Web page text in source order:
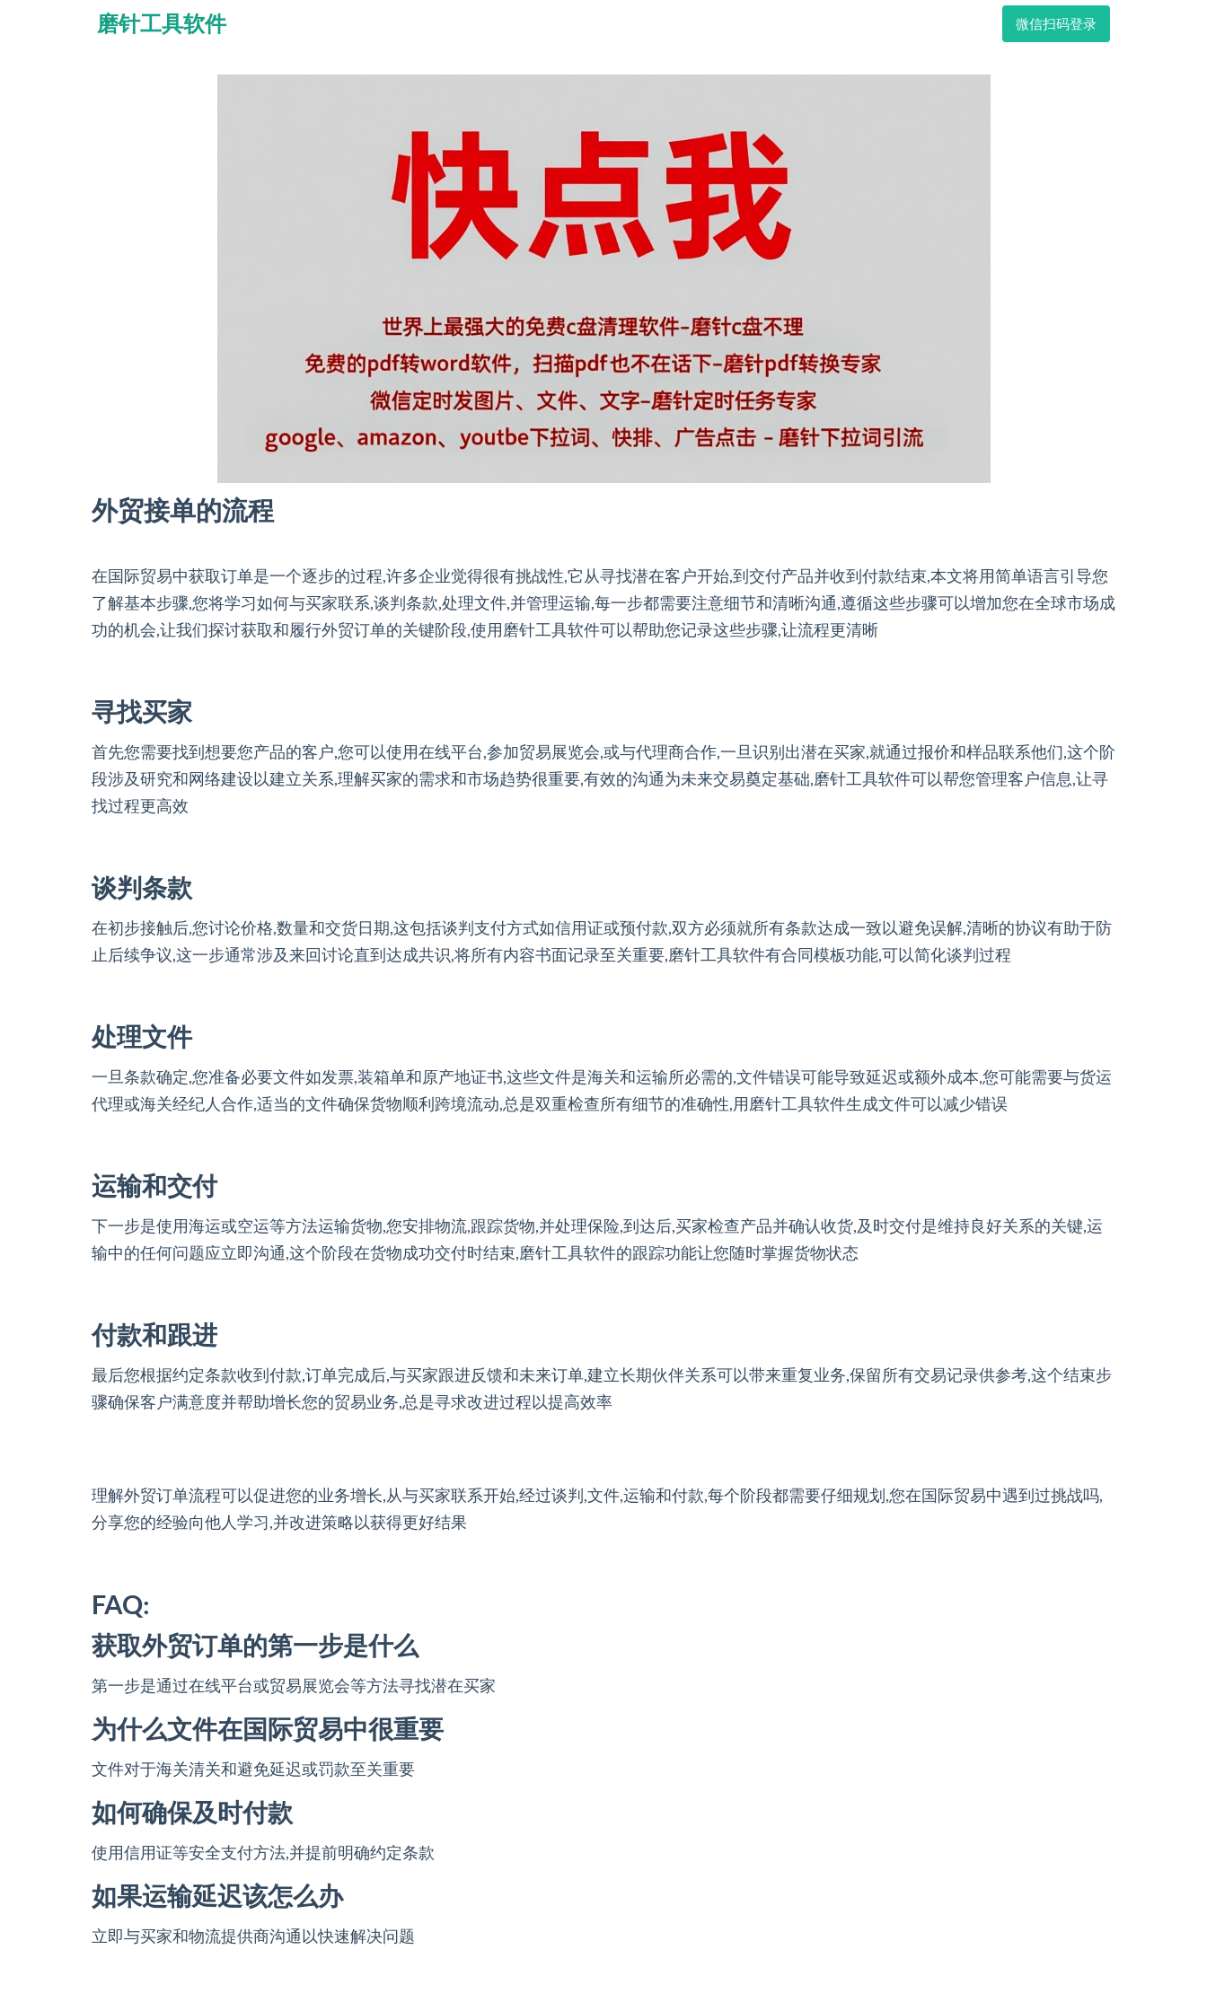
磨针工具软件 微信扫码登录
外贸接单的流程
在国际贸易中获取订单是一个逐步的过程,许多企业觉得很有挑战性,它从寻找潜在客户开始,到交付产品并收到付款结束,本文将用简单语言引导您
了解基本步骤,您将学习如何与买家联系,谈判条款,处理文件,并管理运输,每一步都需要注意细节和清晰沟通,遵循这些步骤可以增加您在全球市场成
功的机会,让我们探讨获取和履行外贸订单的关键阶段,使用磨针工具软件可以帮助您记录这些步骤,让流程更清晰
寻找买家
首先您需要找到想要您产品的客户,您可以使用在线平台,参加贸易展览会,或与代理商合作,一旦识别出潜在买家,就通过报价和样品联系他们,这个阶
段涉及研究和网络建设以建立关系,理解买家的需求和市场趋势很重要,有效的沟通为未来交易奠定基础,磨针工具软件可以帮您管理客户信息,让寻
找过程更高效
谈判条款
在初步接触后,您讨论价格,数量和交货日期,这包括谈判支付方式如信用证或预付款,双方必须就所有条款达成一致以避免误解,清晰的协议有助于防
止后续争议,这一步通常涉及来回讨论直到达成共识,将所有内容书面记录至关重要,磨针工具软件有合同模板功能,可以简化谈判过程
处理文件
一旦条款确定,您准备必要文件如发票,装箱单和原产地证书,这些文件是海关和运输所必需的,文件错误可能导致延迟或额外成本,您可能需要与货运
代理或海关经纪人合作,适当的文件确保货物顺利跨境流动,总是双重检查所有细节的准确性,用磨针工具软件生成文件可以减少错误
运输和交付
下一步是使用海运或空运等方法运输货物,您安排物流,跟踪货物,并处理保险,到达后,买家检查产品并确认收货,及时交付是维持良好关系的关键,运
输中的任何问题应立即沟通,这个阶段在货物成功交付时结束,磨针工具软件的跟踪功能让您随时掌握货物状态
付款和跟进
最后您根据约定条款收到付款,订单完成后,与买家跟进反馈和未来订单,建立长期伙伴关系可以带来重复业务,保留所有交易记录供参考,这个结束步
骤确保客户满意度并帮助增长您的贸易业务,总是寻求改进过程以提高效率
理解外贸订单流程可以促进您的业务增长,从与买家联系开始,经过谈判,文件,运输和付款,每个阶段都需要仔细规划,您在国际贸易中遇到过挑战吗,
分享您的经验向他人学习,并改进策略以获得更好结果
FAQ:
获取外贸订单的第一步是什么
第一步是通过在线平台或贸易展览会等方法寻找潜在买家
为什么文件在国际贸易中很重要
文件对于海关清关和避免延迟或罚款至关重要
如何确保及时付款
使用信用证等安全支付方法,并提前明确约定条款
如果运输延迟该怎么办
立即与买家和物流提供商沟通以快速解决问题